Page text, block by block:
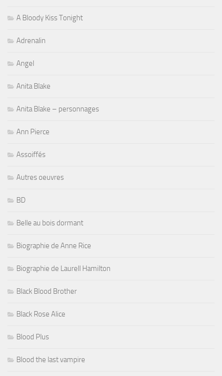
A Bloody Kiss Tonight
Adrenalin
Angel
Anita Blake
Anita Blake – personnages
Ann Pierce
Assoiffés
Autres oeuvres
BD
Belle au bois dormant
Biographie de Anne Rice
Biographie de Laurell Hamilton
Black Blood Brother
Black Rose Alice
Blood Plus
Blood the last vampire